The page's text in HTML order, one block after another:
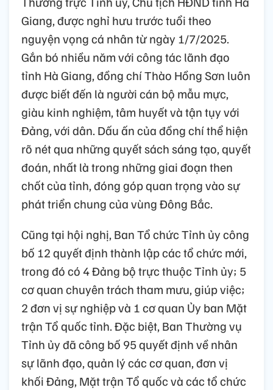
Giang, được nghỉ hưu trước tuổi theo
nguyện vọng cá nhân từ ngày 1/7/2025.
Gắn bó nhiều năm với công tác lãnh đạo
tỉnh Hà Giang, đồng chí Thào Hồng Sơn luôn
được biết đến là người cán bộ mẫu mực,
giàu kinh nghiệm, tâm huyết và tận tụy với
Đảng, với dân. Dấu ấn của đồng chí thể hiện
rõ nét qua những quyết sách sáng tạo, quyết
đoán, nhất là trong những giai đoạn then
chốt của tỉnh, đóng góp quan trọng vào sự
phát triển chung của vùng Đông Bắc.
Cũng tại hội nghị, Ban Tổ chức Tỉnh ủy công
bố 12 quyết định thành lập các tổ chức mới,
trong đó có 4 Đảng bộ trực thuộc Tỉnh ủy; 5
cơ quan chuyên trách tham mưu, giúp việc;
2 đơn vị sự nghiệp và 1 cơ quan Ủy ban Mặt
trận Tổ quốc tỉnh. Đặc biệt, Ban Thường vụ
Tỉnh ủy đã công bố 95 quyết định về nhân
sự lãnh đạo, quản lý các cơ quan, đơn vị
khối Đảng, Mặt trận Tổ quốc và các tổ chức